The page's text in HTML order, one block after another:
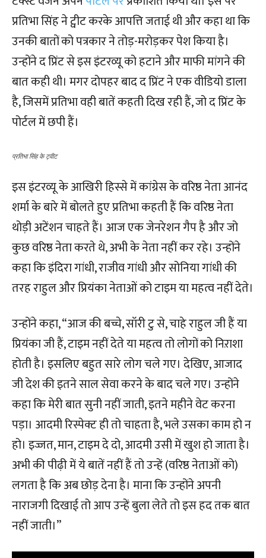
प्रतिभा सिंह ने ट्वीट करके आपत्ति जताई थी और कहा था कि
उनकी बातों को पत्रकार ने तोड़-मरोड़कर पेश किया है।
उन्होंने द प्रिंट से इस इंटरव्यू को हटाने और माफी मांगने की
बात कही थी। मगर दोपहर बाद द प्रिंट ने एक वीडियो डाला
है, जिसमें प्रतिभा वही बातें कहती दिख रही हैं, जो द प्रिंट के
पोर्टल में छपी हैं।
प्रतिभा सिंह के ट्वीट
इस इंटरव्यू के आखिरी हिस्से में कांग्रेस के वरिष्ठ नेता आनंद
शर्मा के बारे में बोलते हुए प्रतिभा कहती हैं कि वरिष्ठ नेता
थोड़ी अटेंशन चाहते हैं। आज एक जेनरेशन गैप है और जो
कुछ वरिष्ठ नेता करते थे, अभी के नेता नहीं कर रहे। उन्होंने
कहा कि इंदिरा गांधी, राजीव गांधी और सोनिया गांधी की
तरह राहुल और प्रियंका नेताओं को टाइम या महत्व नहीं देते।
उन्होंने कहा, “आज की बच्चे, सॉरी टु से, चाहे राहुल जी हैं या
प्रियंका जी हैं, टाइम नहीं देते या महत्व तो लोगों को निऱाशा
होती है। इसलिए बहुत सारे लोग चले गए। देखिए, आजाद
जी देश की इतने साल सेवा करने के बाद चले गए। उन्होंने
कहा कि मेरी बात सुनी नहीं जाती, इतने महीने वेट करना
पड़ा। आदमी रिस्पेक्ट ही तो चाहता है, भले उसका काम हो न
हो। इज्जत, मान, टाइम दे दो, आदमी उसी में खुश हो जाता है।
अभी की पीढ़ी में ये बातें नहीं हैं तो उन्हें (वरिष्ठ नेताओं को)
लगता है कि अब छोड़ देना है। माना कि उन्होंने अपनी
नाराजगी दिखाई तो आप उन्हें बुला लेते तो इस हद तक बात
नहीं जाती।”